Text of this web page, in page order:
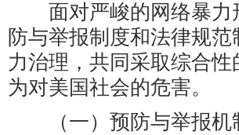
面对严峻的网络暴力
防与举报制度和法律规
力治理，共同采取综合
为对美国社会的危害。
（一）预防与举报机